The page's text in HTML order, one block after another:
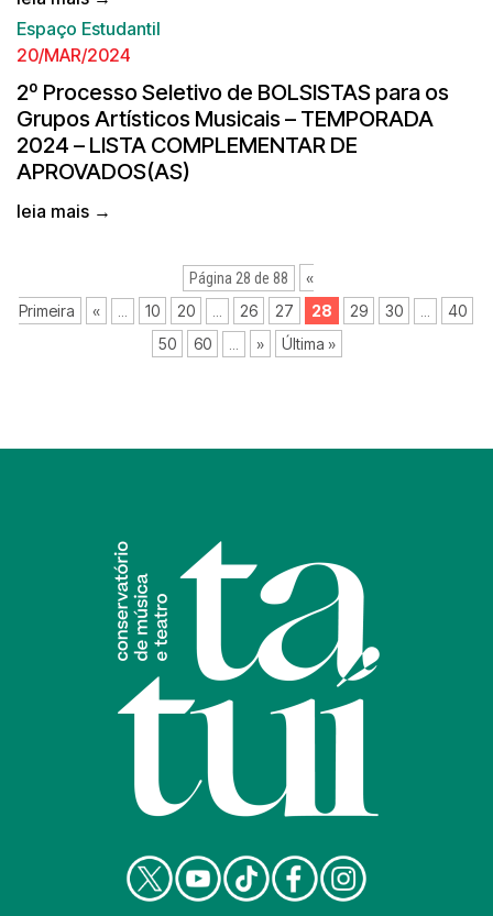
Espaço Estudantil
20/MAR/2024
2º Processo Seletivo de BOLSISTAS para os
Grupos Artísticos Musicais – TEMPORADA
2024 – LISTA COMPLEMENTAR DE
APROVADOS(AS)
leia mais →
Página 28 de 88
«
Primeira
« 10 20 26 27 28 29 30
40
50
60 » Última »